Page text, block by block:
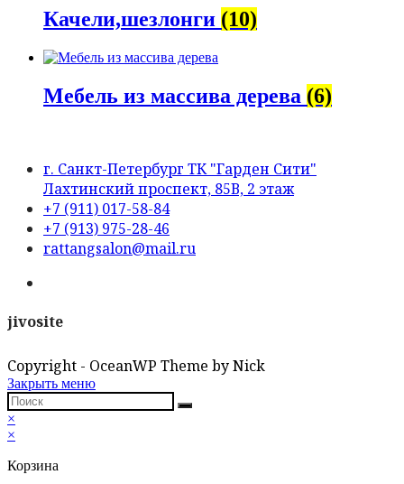
Качели,шезлонги (10)
Мебель из массива дерева (6)
г. Санкт-Петербург ТК "Гарден Сити"
Лахтинский проспект, 85В, 2 этаж
+7 (911) 017-58-84Opens
your
+7 (913) 975-28-46
in
rattangsalon@mail.ru
a
tab
jivosite
Copyright - OceanWP Theme by Nick
Закрыть меню
×
×
Корзина